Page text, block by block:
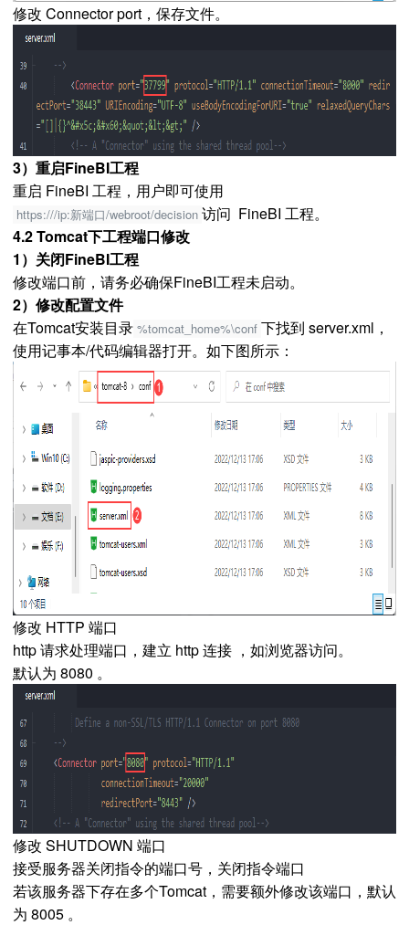
修改 Connector port，保存文件。
3）重启FineBI工程
重启 FineBI 工程，用户即可使用
https:///ip:新端口/webroot/decision 访问 FineBI 工程。
4.2 Tomcat下工程端口修改
1）关闭FineBI工程
修改端口前，请务必确保FineBI工程未启动。
2）修改配置文件
在Tomcat安装目录 %tomcat_home%\conf 下找到 server.xml，
使用记事本/代码编辑器打开。如下图所示：
修改 HTTP 端口
http 请求处理端口，建立 http 连接 ，如浏览器访问。
默认为 8080 。
修改 SHUTDOWN 端口
接受服务器关闭指令的端口号，关闭指令端口
若该服务器下存在多个Tomcat，需要额外修改该端口，默认
为 8005 。